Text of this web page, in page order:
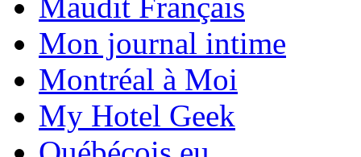
Maudit Français
Mon journal intime
Montréal à Moi
My Hotel Geek